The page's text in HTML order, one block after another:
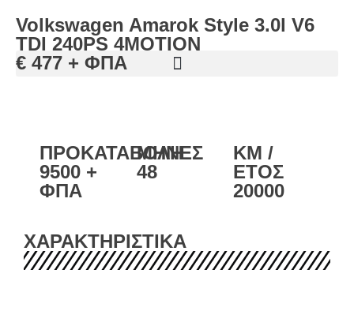
Volkswagen Amarok Style 3.0l V6
TDI 240PS 4MOTION
€ 477 + ΦΠΑ
ΠΡΟΚΑΤΑΒΟΛΗ
9500 +
ΦΠΑ
ΜΗΝΕΣ
48
KM /
ΕΤΟΣ
20000
ΧΑΡΑΚΤΗΡΙΣΤΙΚΑ